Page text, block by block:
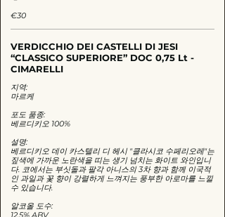
€30
VERDICCHIO DEI CASTELLI DI JESI
“CLASSICO SUPERIORE” DOC 0,75 Lt -
CIMARELLI
지역:
마르케
포도 품종:
베르디키오 100%
설명:
베르디키오 데이 카스텔리 디 헤시 "클라시코 수페리오레"는
짚색에 가까운 노란색을 띠는 생기 넘치는 화이트 와인입니
다. 코에서는 부싯돌과 팔각 아니스의 3차 향과 함께 이국적
인 과일과 꽃 향이 강렬하게 느껴지는 풍부한 아로마를 느낄
수 있습니다.
알코올 도수: